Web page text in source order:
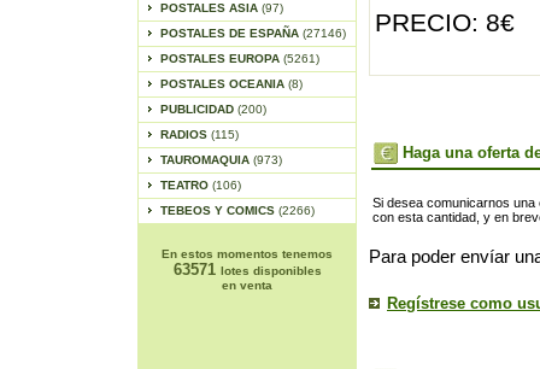
POSTALES ASIA (97)
POSTALES DE ESPAÑA (27146)
POSTALES EUROPA (5261)
POSTALES OCEANIA (8)
PUBLICIDAD (200)
RADIOS (115)
TAUROMAQUIA (973)
TEATRO (106)
TEBEOS Y COMICS (2266)
En estos momentos tenemos
63571 lotes disponibles
en venta
PRECIO: 8€
Haga una oferta
Si desea comunicarnos
con esta cantidad, y en
Para poder envíar
Regístrese como